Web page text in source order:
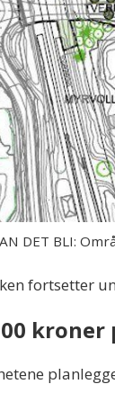
DET BLI:
fortsetter
kroner